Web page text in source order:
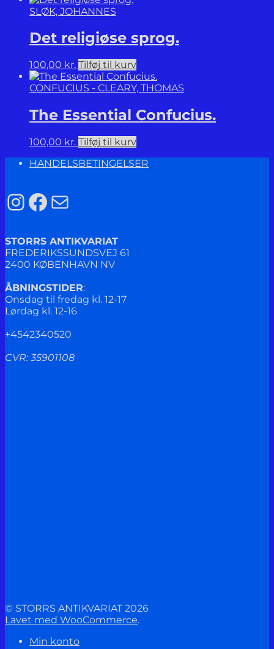
SLØK, JOHANNES
Det religiøse sprog.
100,00 kr. Tilføj til kurv
CONFUCIUS - CLEARY, THOMAS
The Essential Confucius.
100,00 kr. Tilføj til kurv
HANDELSBETINGELSER
Instagram
Facebook
Mail
STORRS ANTIKVARIAT
FREDERIKSSUNDSVEJ 61
2400 KØBENHAVN NV
ÅBNINGSTIDER:
Onsdag til fredag kl. 12-17
Lørdag kl. 12-16
+4542340520
CVR: 35901108
© STORRS ANTIKVARIAT 2026
Lavet med WooCommerce.
Min konto